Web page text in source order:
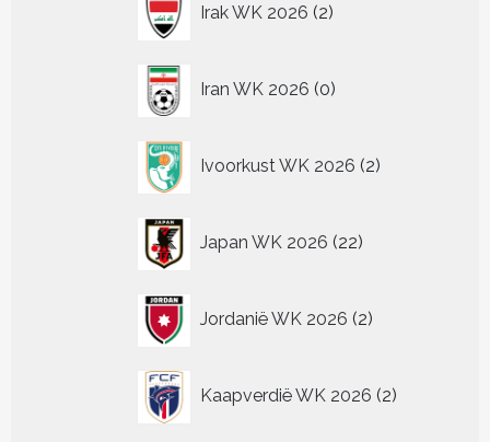
Irak WK 2026 2
producten
Iran WK 2026 0
producten
Ivoorkust WK 2026 2
producten
Japan WK 2026 22
producten
Jordanië WK 2026 2
producten
Kaapverdië WK 2026 2
producten